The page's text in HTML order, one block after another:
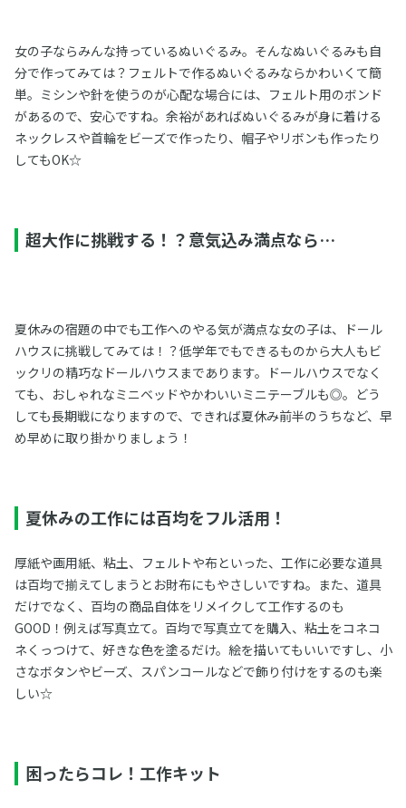
女の子ならみんな持っているぬいぐるみ。そんなぬいぐるみも自
分で作ってみては？フェルトで作るぬいぐるみならかわいくて簡
単。ミシンや針を使うのが心配な場合には、フェルト用のボンド
があるので、安心ですね。余裕があればぬいぐるみが身に着ける
ネックレスや首輪をビーズで作ったり、帽子やリボンも作ったり
してもOK☆
超大作に挑戦する！？意気込み満点なら…
夏休みの宿題の中でも工作へのやる気が満点な女の子は、ドール
ハウスに挑戦してみては！？低学年でもできるものから大人もビ
ックリの精巧なドールハウスまであります。ドールハウスでなく
ても、おしゃれなミニベッドやかわいいミニテーブルも◎。どう
しても長期戦になりますので、できれば夏休み前半のうちなど、早
め早めに取り掛かりましょう！
夏休みの工作には百均をフル活用！
厚紙や画用紙、粘土、フェルトや布といった、工作に必要な道具
は百均で揃えてしまうとお財布にもやさしいですね。また、道具
だけでなく、百均の商品自体をリメイクして工作するのも
GOOD！例えば写真立て。百均で写真立てを購入、粘土をコネコ
ネくっつけて、好きな色を塗るだけ。絵を描いてもいいですし、小
さなボタンやビーズ、スパンコールなどで飾り付けをするのも楽
しい☆
困ったらコレ！工作キット